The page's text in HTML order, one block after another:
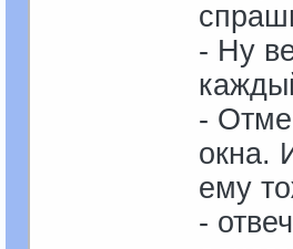
- Ну
-
окна.
ему
-